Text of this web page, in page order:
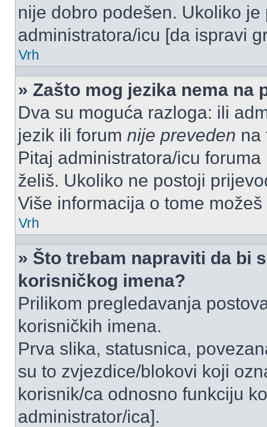
nije dobro podešen. Ukoliko
administratora/icu [da ispravi
Vrh
» Zašto mog jezika nema na
Dva su moguća razloga: ili
jezik ili forum nije preveden na
Pitaj administratora/icu
želiš. Ukoliko ne postoji
Više informacija o tome
Vrh
» Što trebam napraviti da bi
korisničkog imena?
Prilikom pregledavanja
korisničkih imena.
Prva slika, statusnica,
su to zvjezdice/blokovi koji
korisnik/ca odnosno funkciju
administrator/ica].